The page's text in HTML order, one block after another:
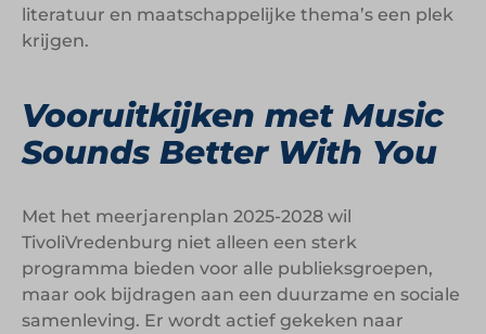
literatuur en maatschappelijke thema’s een plek
krijgen.
Vooruitkijken met Music
Sounds Better With You
Met het meerjarenplan 2025-2028 wil
TivoliVredenburg niet alleen een sterk
programma bieden voor alle publieksgroepen,
maar ook bijdragen aan een duurzame en sociale
samenleving. Er wordt actief gekeken naar